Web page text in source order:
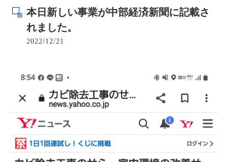
本日新しい事業が中部経済新聞に記載さ
れました。
2022/12/21